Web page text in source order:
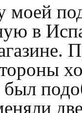
моей
в